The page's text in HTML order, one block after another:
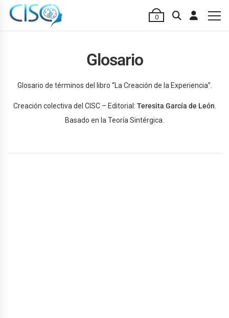
0
Glosario
Glosario de términos del libro “La Creación de la Experiencia”.
Creación colectiva del CISC – Editorial: Teresita García de León
Basado en la Teoría Sintérgica.